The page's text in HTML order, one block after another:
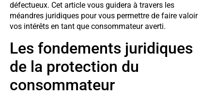
défectueux. Cet article vous guidera à travers les
méandres juridiques pour vous permettre de faire valoir
vos intérêts en tant que consommateur averti.
Les fondements juridiques
de la protection du
consommateur